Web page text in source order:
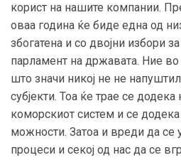
корист на нашите компании.
оваа година ќе биде една од
збогатена и со двојни избори
парламент на државата. Ние
што значи никој не не
субјекти. Тоа ќе трае се
коморскиот систем и се
можности. Затоа и вреди да се
процеси и секој од нас да се